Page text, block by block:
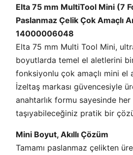
n
u
i
ç
n
A
n
a
h
t
a
r
l
ı
M
Elta 75 mm MultiTool Mini (7
Paslanmaz Çelik Çok Amaçlı
14000006048
Elta 75 mm Multi Tool Mini,
boyutlarda temel el aletlerini
fonksiyonlu çok amaçlı mini el
İzeltaş markası güvencesiyle
anahtarlık formu sayesinde her
taşıyabileceğiniz pratik bir
Mini Boyut, Akıllı Çözüm
Tamamı paslanmaz çelikten